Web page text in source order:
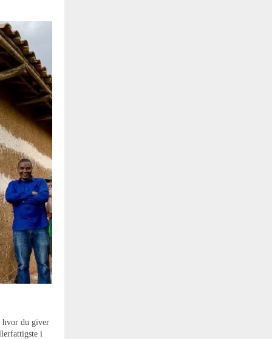
hvor du giver
i